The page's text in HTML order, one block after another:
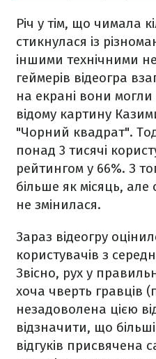
Річ у тім, що чимала
стикнулася із
іншими технічними
геймерів відеогра
на екрані вони
відому картину
"Чорний квадрат".
понад 3 тисячі
рейтингом у 66%. З
більше як місяць,
не змінилася.
Зараз відеогру
користувачів з
Звісно, рух у
хоча чверть гравців
незадоволена цією
відзначити, що
відгуків присвячена